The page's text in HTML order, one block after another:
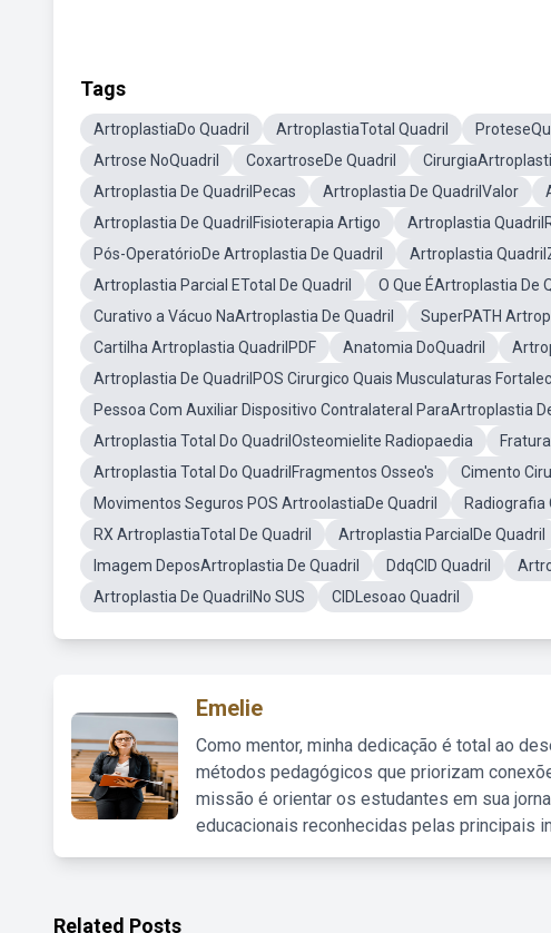
Tags
ArtroplastiaDo Quadril ArtroplastiaTotal Quadril
Artrose NoQuadril
CoxartroseDe Quadril
Artroplastia De QuadrilPecas
Artroplastia De QuadrilValor
Artroplastia De QuadrilFisioterapia Artigo
Artroplastia
Pós-OperatórioDe Artroplastia De Quadril
Artroplastia
Artroplastia Parcial ETotal De Quadril
O Que ÉArtroplastia De
Curativo a Vácuo NaArtroplastia De Quadril
SuperPATH
Cartilha Artroplastia QuadrilPDF
Anatomia DoQuadril
Artroplastia De QuadrilPOS Cirurgico Quais Musculaturas
Pessoa Com Auxiliar Dispositivo Contralateral ParaArtroplastia
Artroplastia Total Do QuadrilOsteomielite Radiopaedia
Artroplastia Total Do QuadrilFragmentos Osseo's
Cimento
Movimentos Seguros POS ArtroolastiaDe Quadril
Radiografia
RX ArtroplastiaTotal De Quadril
Artroplastia ParcialDe Quadril
Imagem DeposArtroplastia De Quadril
DdqCID Quadril
Artroplastia De QuadrilNo SUS
CIDLesoao Quadril
Emelie
Como mentor, minha dedicação é total ao
métodos pedagógicos que priorizam
missão é orientar os estudantes em sua
educacionais reconhecidas pelas principais
Related Posts